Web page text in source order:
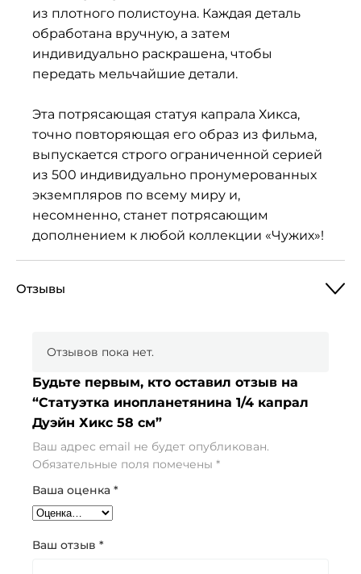
из плотного полистоуна. Каждая деталь
обработана вручную, а затем
индивидуально раскрашена, чтобы
передать мельчайшие детали.
Эта потрясающая статуя капрала Хикса,
точно повторяющая его образ из фильма,
выпускается строго ограниченной серией
из 500 индивидуально пронумерованных
экземпляров по всему миру и,
несомненно, станет потрясающим
дополнением к любой коллекции «Чужих»!
Отзывы
Отзывов пока нет.
Будьте первым, кто оставил отзыв на
“Статуэтка инопланетянина 1/4 капрал
Дуэйн Хикс 58 см”
Ваш адрес email не будет опубликован.
Обязательные поля помечены *
Ваша оценка *
Ваш отзыв *